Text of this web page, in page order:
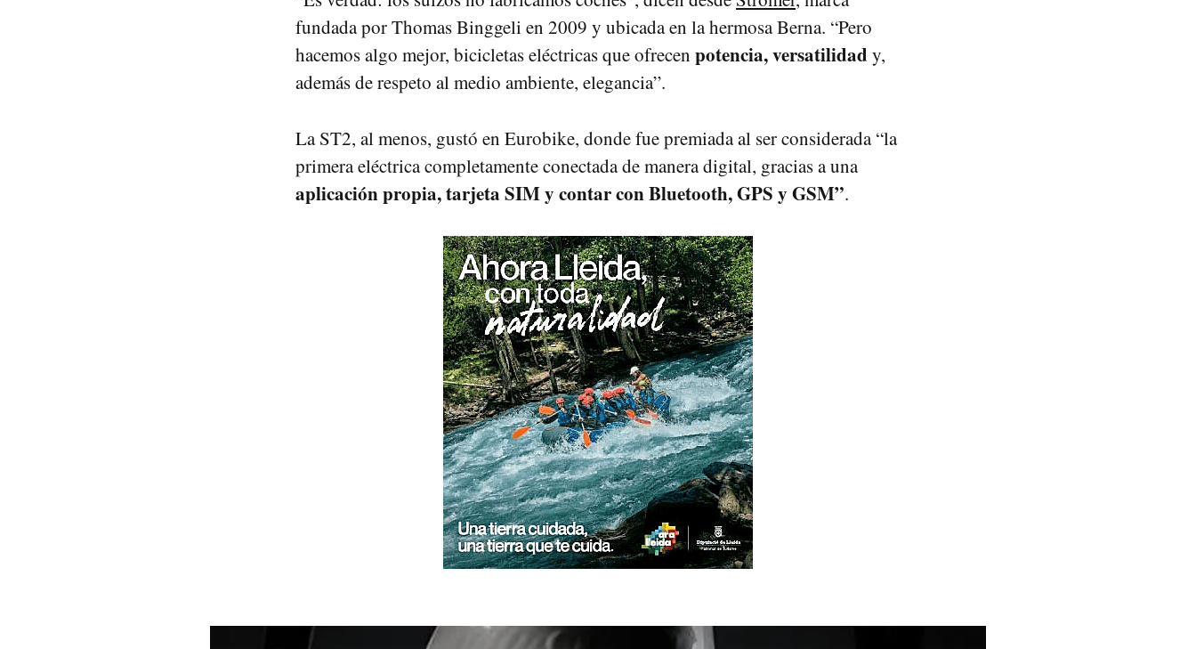
fundada por Thomas Binggeli en 2009 y ubicada en la hermosa Berna. “Pero
hacemos algo mejor, bicicletas eléctricas que ofrecen potencia, versatilidad y,
además de respeto al medio ambiente, elegancia”.
La ST2, al menos, gustó en Eurobike, donde fue premiada al ser considerada “la
primera eléctrica completamente conectada de manera digital, gracias a una
aplicación propia, tarjeta SIM y contar con Bluetooth, GPS y GSM”.